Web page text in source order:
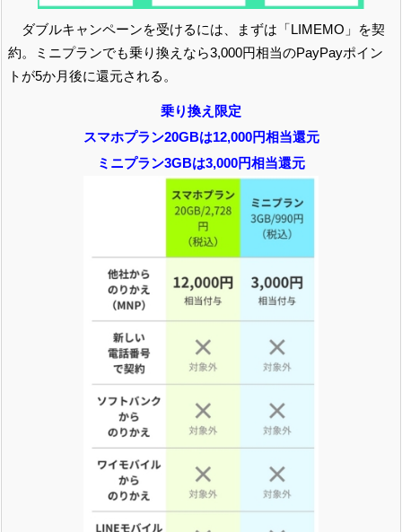
ダブルキャンペーンを受けるには、まずは「LIMEMO」を契
約。ミニプランでも乗り換えなら3,000円相当のPayPayポイン
トが5か月後に還元される。
乗り換え限定
スマホプラン20GBは12,000円相当還元
ミニプラン3GBは3,000円相当還元